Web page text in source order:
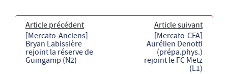
Article précédent
[Mercato-Anciens]
Bryan Labissière
rejoint la réserve de
Guingamp (N2)
Article suivant
[Mercato-CFA]
Aurélien Denotti
(prépa.phys.)
rejoint le FC Metz
(L1)